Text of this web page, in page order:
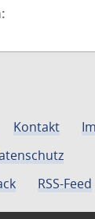
Kontakt
RSS-Feed